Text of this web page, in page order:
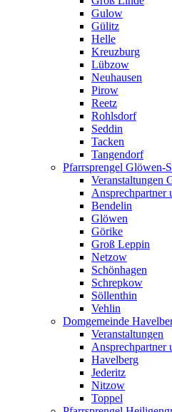
Gulow
Gülitz
Helle
Kreuzburg
Lübzow
Neuhausen
Pirow
Reetz
Rohlsdorf
Seddin
Tacken
Tangendorf
Pfarrsprengel Glöwen-
Veranstaltungen
Ansprechpartner
Bendelin
Glöwen
Görike
Groß Leppin
Netzow
Schönhagen
Schrepkow
Söllenthin
Vehlin
Domgemeinde
Veranstaltungen
Ansprechpartner
Havelberg
Jederitz
Nitzow
Toppel